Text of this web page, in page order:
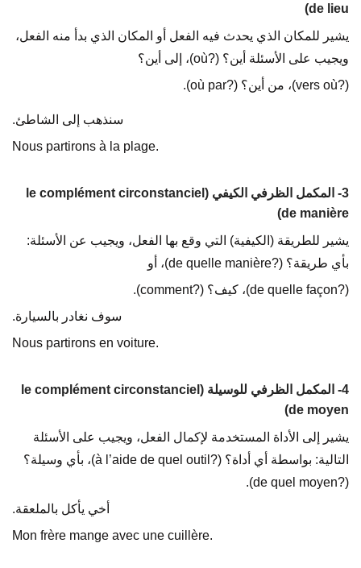
de lieu)
يشير للمكان الذي يحدث فيه الفعل أو المكان الذي بدأ منه الفعل،
ويجيب على الأسئلة أين؟ (?où)، إلى أين؟
(?vers où)، من أين؟ (?où par).
سنذهب إلى الشاطئ.
Nous partirons à la plage.
3- المكمل الظرفي الكيفي (le complément circonstanciel
de manière)
يشير للطريقة (الكيفية) التي وقع بها الفعل، ويجيب عن الأسئلة:
بأي طريقة؟ (?de quelle manière)، أو
(?de quelle façon)، كيف؟ (?comment).
سوف نغادر بالسيارة.
Nous partirons en voiture.
4- المكمل الظرفي للوسيلة (le complément circonstanciel
de moyen)
يشير إلى الأداة المستخدمة لإكمال الفعل، ويجيب على الأسئلة
التالية: بواسطة أي أداة؟ (?à l’aide de quel outil)، بأي وسيلة؟
(?de quel moyen).
أخي يأكل بالملعقة.
Mon frère mange avec une cuillère.